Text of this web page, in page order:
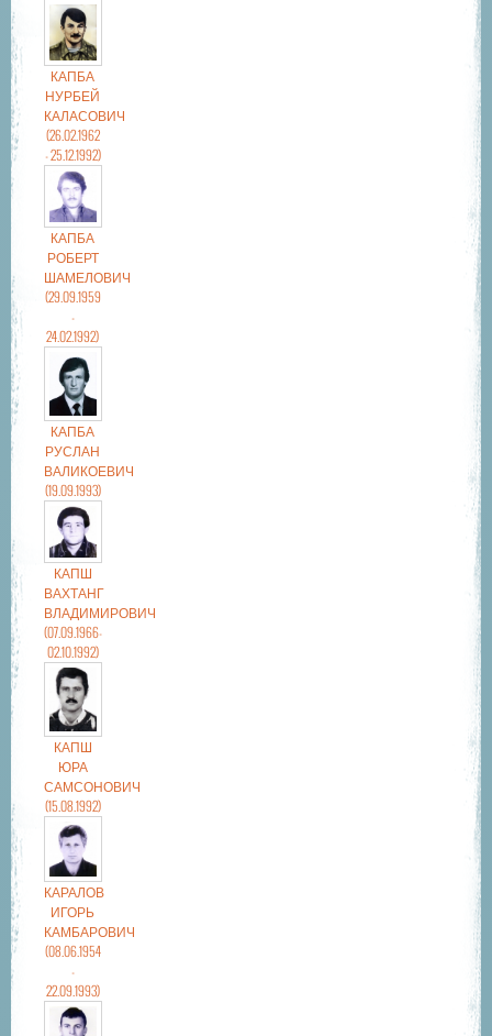
КАПБА
НУРБЕЙ
КАЛАСОВИЧ
(26.02.1962
- 25.12.1992)
КАПБА
РОБЕРТ
ШАМЕЛОВИЧ
(29.09.1959
-
24.02.1992)
КАПБА
РУСЛАН
ВАЛИКОЕВИЧ
(19.09.1993)
КАПШ
ВАХТАНГ
ВЛАДИМИРОВИЧ
(07.09.1966-
02.10.1992)
КАПШ
ЮРА
САМСОНОВИЧ
(15.08.1992)
КАРАЛОВ
ИГОРЬ
КАМБАРОВИЧ
(08.06.1954
-
22.09.1993)